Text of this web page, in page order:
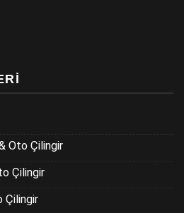
Oto Çilingir
Çilingir
Çilingir